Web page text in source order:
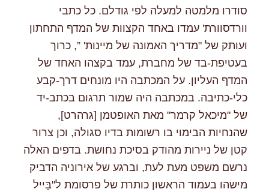
סודרו מלמטה למעלה לפי גודלם. כל כתבי
וורדסוורת' עמדו באחד הקצוות של המדף התחתון
ועותק של "מדריך האמונה של מיינות' ”, כרוך
בעטיפת-בד של מחברת, עמד בקצהו האחד של
המדף העליון. על המכתבה היו מונחים דרך-קבע
כלי-כתיבה. במכתבה היה שמור תרגום בכתב-יד
של "מיכאל קרמר" מאת האופטמן [גרהרט],
שהנחיות הבימוי בו רשומות בדיו סגולה, וכן צרור
קטן של ניירות מהודק בסיכת נחושת. בדפים האלה
נרשם משפט מעת לעת, וברגע של אירוניה הדביק
מישהו בעמוד הראשון כותרת של פרסומת ל"בַּייל